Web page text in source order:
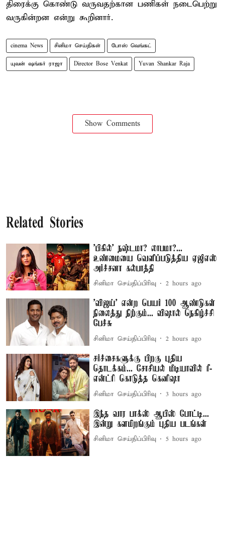
திரைக்கு கொண்டு வருவதற்கான பணிகள் நடைபெற்று
வருகின்றன என்று கூறினார்.
cinema News சினிமா செய்திகள் போஸ் வெங்கட்
யுவன் ஷங்கர் ராஜா Director Bose Venkat Yuvan Shankar Raja
Show Comments
Related Stories
'பிகில்' நஷ்டமா? லாபமா?...
உண்மையை வெளிப்படுத்திய ஏஜிஎஸ்
அர்ச்சனா கல்பாத்தி
சினிமா செய்திப்பிரிவு 2 hours ago
'விஜய்' என்ற பெயர் 100 ஆண்டுகள்
நிலைத்து நிற்கும்... விஷால் நெகிழ்ச்சி
பேச்சு
சினிமா செய்திப்பிரிவு 2 hours ago
சர்ச்சைகளுக்கு பிறகு புதிய
தொடக்கம்... சோசியல் மீடியாவில் ரீ-
என்ட்ரி கொடுத்த கெனிஷா
சினிமா செய்திப்பிரிவு 3 hours ago
இந்த வார பாக்ஸ் ஆபிஸ் போட்டி...
இன்று களமிறங்கும் புதிய படங்கள்
சினிமா செய்திப்பிரிவு 5 hours ago